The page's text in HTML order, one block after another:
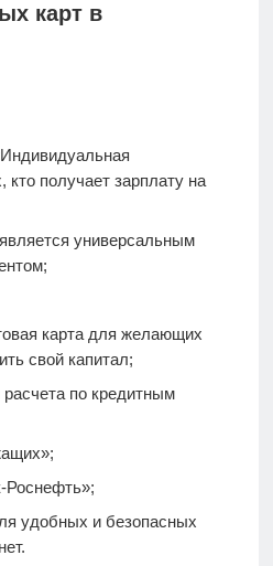
карт в
кто получает зарплату на
универсальным
картадля желающих
свой капитал;
по кредитным
Роснефть»;
удобных и безопасных